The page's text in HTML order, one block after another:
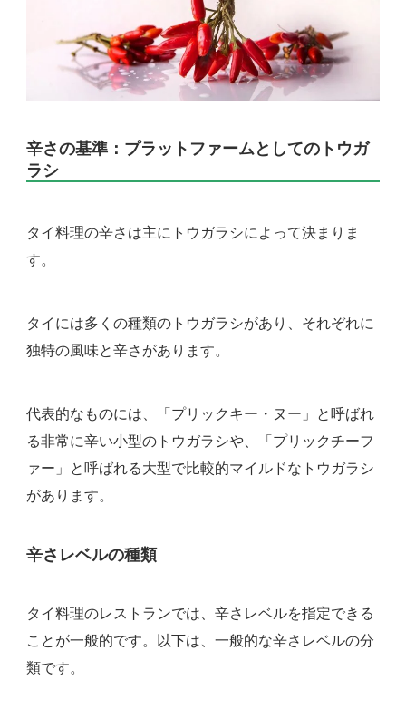
辛さの基準：プラットファームとしてのトウガ
ラシ
タイ料理の辛さは主にトウガラシによって決まりま
す。
タイには多くの種類のトウガラシがあり、それぞれに
独特の風味と辛さがあります。
代表的なものには、「プリックキー・ヌー」と呼ばれ
る非常に辛い小型のトウガラシや、「プリックチーフ
ァー」と呼ばれる大型で比較的マイルドなトウガラシ
があります。
辛さレベルの種類
タイ料理のレストランでは、辛さレベルを指定できる
ことが一般的です。以下は、一般的な辛さレベルの分
類です。